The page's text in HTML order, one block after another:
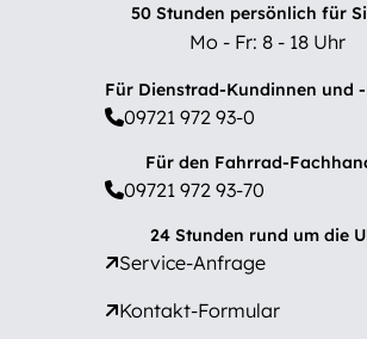
50 Stunden persönlich für
Mo - Fr: 8 - 18 Uhr
Für Dienstrad-Kundinnen und
09721 972 93-0
Für den Fahrrad-
09721 972 93-70
24 Stunden rund um die
Service-Anfrage
Kontakt-Formular